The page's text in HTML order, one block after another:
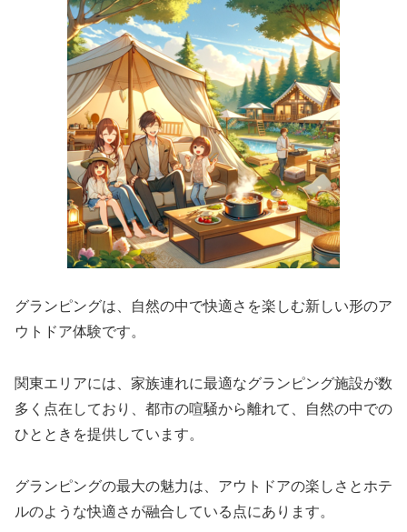
グランピングは、自然の中で快適さを楽しむ新しい形のア
ウトドア体験です。
関東エリアには、家族連れに最適なグランピング施設が数
多く点在しており、都市の喧騒から離れて、自然の中での
ひとときを提供しています。
グランピングの最大の魅力は、アウトドアの楽しさとホテ
ルのような快適さが融合している点にあります。